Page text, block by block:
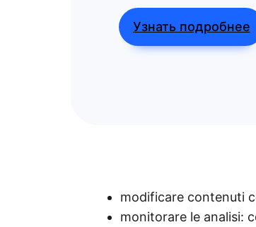
Узнать подробнее
modificare contenuti
monitorare le analisi: